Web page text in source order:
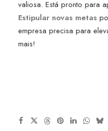
valiosa. Está pronto para
Estipular novas metas
empresa precisa para
mais!